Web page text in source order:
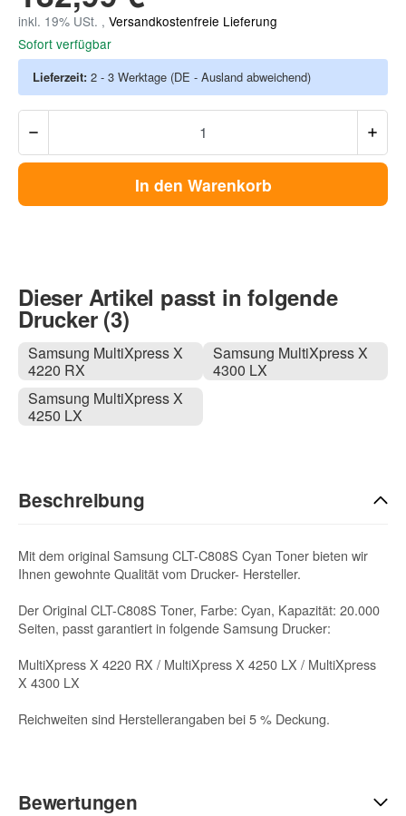
inkl. 19% USt. , Versandkostenfreie Lieferung
Sofort verfügbar
Lieferzeit: 2 - 3 Werktage (DE - Ausland abweichend)
In den Warenkorb
Dieser Artikel passt in folgende
Drucker (3)
Samsung MultiXpress X
4220 RX
Samsung MultiXpress X
4250 LX
Samsung MultiXpress X
4300 LX
Beschreibung
Mit dem original Samsung CLT-C808S Cyan Toner bieten wir
Ihnen gewohnte Qualität vom Drucker- Hersteller.
Der Original CLT-C808S Toner, Farbe: Cyan, Kapazität: 20.000
Seiten, passt garantiert in folgende Samsung Drucker:
MultiXpress X 4220 RX / MultiXpress X 4250 LX / MultiXpress
X 4300 LX
Reichweiten sind Herstellerangaben bei 5 % Deckung.
Bewertungen